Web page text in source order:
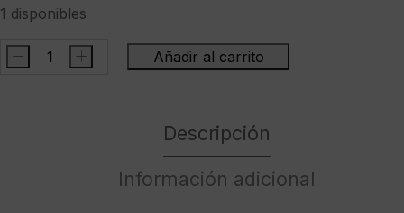
1 disponibles
SIXTH
- + Añadir al carrito
Descripción
Información adicional